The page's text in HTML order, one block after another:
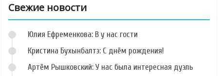
Свежие новости
Юлия Ефременкова: В у нас гости
Кристина Бухынбалтэ: С днём рождения!
Артём Рышковский: У нас была интересная дуэль